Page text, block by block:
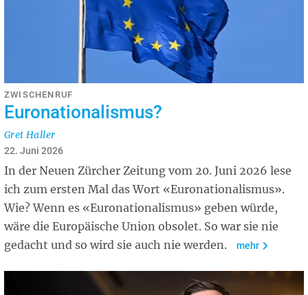
ZWISCHENRUF
Euronationalismus?
Gret Haller
22. Juni 2026
In der Neuen Zürcher Zeitung vom 20. Juni 2026 lese
ich zum ersten Mal das Wort «Euronationalismus».
Wie? Wenn es «Euronationalismus» geben würde,
wäre die Europäische Union obsolet. So war sie nie
gedacht und so wird sie auch nie werden.
mehr